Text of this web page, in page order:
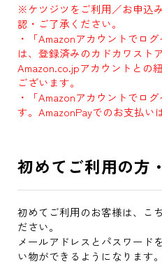
※ケツジツをご利用／お申込
認・ご了承ください。
・「Amazonアカウントでロ
は、登録済みのカドカワスト
Amazon.co.jpアカウントとの
ございます。
・「Amazonアカウントでロ
す。AmazonPayでのお支払い
初めてご利用の方
初めてご利用のお客様は、こ
ださい。
メールアドレスとパスワード
い物ができるようになります。